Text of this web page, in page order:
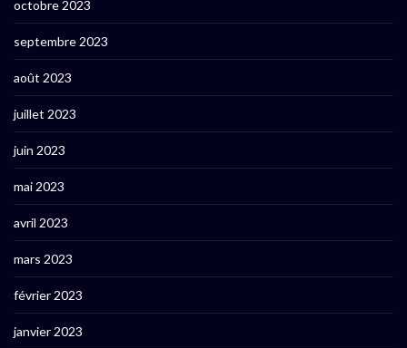
octobre 2023
septembre 2023
août 2023
juillet 2023
juin 2023
mai 2023
avril 2023
mars 2023
février 2023
janvier 2023